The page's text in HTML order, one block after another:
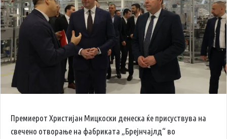
Премиерот Христијан Мицкоски денеска ќе присуствува на
свечено отворање на фабриката „Брејнчајлд“ во